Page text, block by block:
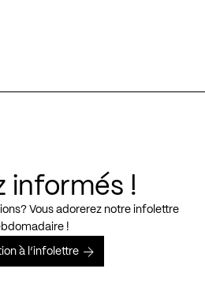
informés !
Vous adorerez notre infolettre
!
à l’infolettre